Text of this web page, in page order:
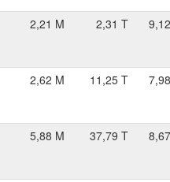
2,21 M 2,31 T
2,62 M 11,25 T
5,88 M 37,79 T